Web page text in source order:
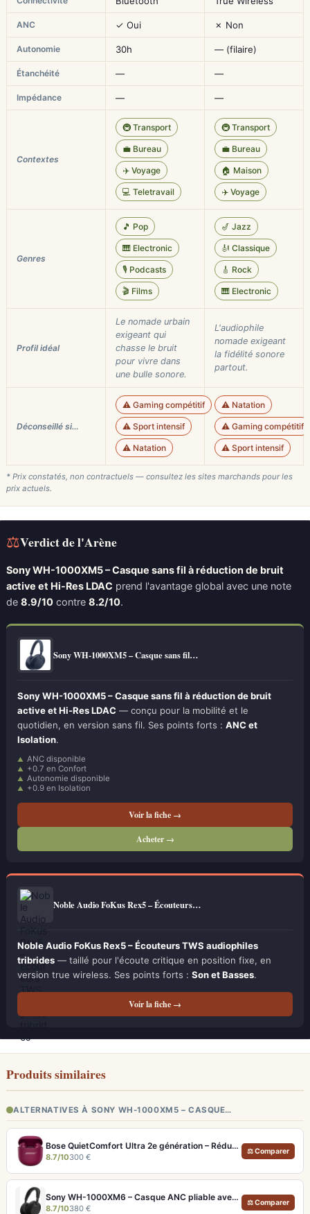
ANC ✓ Oui ✗ Non
Autonomie 30h — (filaire)
Étanchéité — —
Impédance — —
Contextes
🚇 Transport
💼 Bureau
✈️ Voyage
💻 Teletravail
🚇 Transport
💼 Bureau
🏠 Maison
✈️ Voyage
Genres
🎵 Pop
🎹 Electronic
🎙️ Podcasts
🎬 Films
🎷 Jazz
🎻 Classique
🎸 Rock
🎹 Electronic
Profil idéal
Le nomade urbain
exigeant qui
chasse le bruit
pour vivre dans
une bulle sonore.
L'audiophile
nomade exigeant
la fidélité sonore
partout.
Déconseillé si…
⚠️ Gaming compétitif
⚠️ Sport intensif
⚠️ Natation
⚠️ Natation
⚠️ Gaming compétitif
⚠️ Sport intensif
* Prix constatés, non contractuels — consultez les sites marchands pour les
prix actuels.
⚖Verdict de l'Arène
Sony WH-1000XM5 – Casque sans fil à réduction de bruit
active et Hi-Res LDAC prend l'avantage global avec une note
de 8.9/10 contre 8.2/10.
Sony WH-1000XM5 – Casque sans fil…
Sony WH-1000XM5 – Casque sans fil à réduction de bruit
active et Hi-Res LDAC — conçu pour la mobilité et le
quotidien, en version sans fil. Ses points forts : ANC et
Isolation.
ANC disponible
+0.7 en Confort
Autonomie disponible
+0.9 en Isolation
Voir la fiche →
Acheter →
Noble Audio FoKus Rex5 – Écouteurs…
Noble Audio FoKus Rex5 – Écouteurs TWS audiophiles
tribrides — taillé pour l'écoute critique en position fixe, en
version true wireless. Ses points forts : Son et Basses.
Voir la fiche →
Produits similaires
ALTERNATIVES À SONY WH-1000XM5 – CASQUE…
Bose QuietComfort Ultra 2e génération – Réduction de bruit absolue et qualité d'appel IA
8.7/10300 €
⚖ Comparer
Sony WH-1000XM6 – Casque ANC pliable avec son amélioré et égaliseur réglable
8.7/10380 €
⚖ Comparer